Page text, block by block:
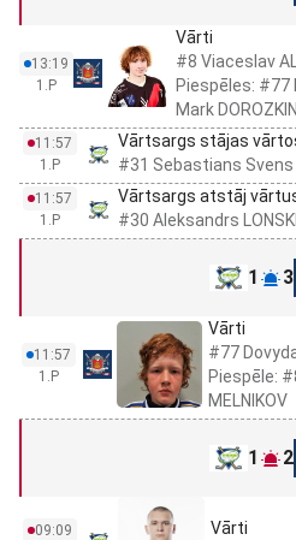
13:19
1.P
Vārti
#8 Viaceslav
Piespēles: #77
Mark DOROZKIN
11:57
1.P
Vārtsargs stājas
#31 Sebastians Svens
11:57
1.P
Vārtsargs atstāj
#30 Aleksandrs
1 3
11:57
1.P
Vārti
#77
Piespēle:
MELNIKOV
1 2
09:09
Vārti